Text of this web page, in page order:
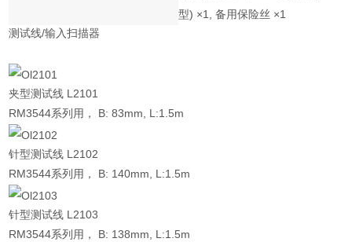
型) ×1, 备用保险丝 ×1
测试线/输入扫描器
夹型测试线 L2101
RM3544系列用， B: 83mm, L:1.5m
针型测试线 L2102
RM3544系列用， B: 140mm, L:1.5m
针型测试线 L2103
RM3544系列用， B: 138mm, L:1.5m